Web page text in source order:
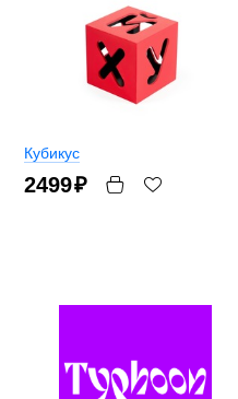
Кубикус
2499₽